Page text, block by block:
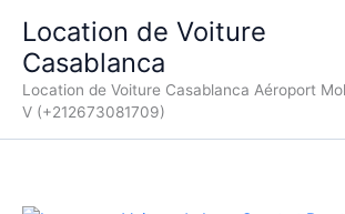
contenu
Location de Voiture
Casablanca
Location de Voiture Casablanca Aéroport
V (+212673081709)